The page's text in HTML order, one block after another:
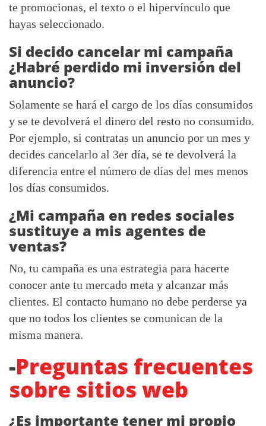
te promocionas, el texto o el hipervínculo que
hayas seleccionado.
Si decido cancelar mi campaña
¿Habré perdido mi inversión del
anuncio?
Solamente se hará el cargo de los días consumidos
y se te devolverá el dinero del resto no consumido.
Por ejemplo, si contratas un anuncio por un mes y
decides cancelarlo al 3er día, se te devolverá la
diferencia entre el número de días del mes menos
los días consumidos.
¿Mi campaña en redes sociales
sustituye a mis agentes de
ventas?
No, tu campaña es una estrategia para hacerte
conocer ante tu mercado meta y alcanzar más
clientes. El contacto humano no debe perderse ya
que no todos los clientes se comunican de la
misma manera.
-Preguntas frecuentes
sobre sitios web
¿Es importante tener mi propio